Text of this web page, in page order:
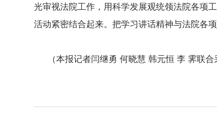
光审视法院工作，用科学发展观统领法院各项
活动紧密结合起来。把学习讲话精神与法院各
（本报记者闫继勇 何晓慧 韩元恒 李 霁联合